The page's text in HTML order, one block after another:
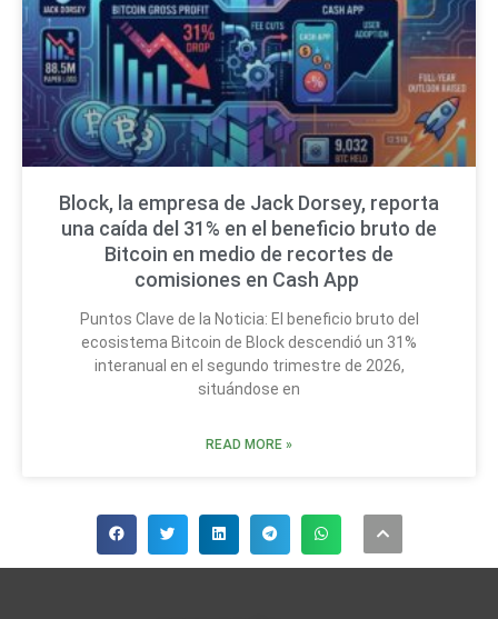
Block, la empresa de Jack Dorsey, reporta
una caída del 31% en el beneficio bruto de
Bitcoin en medio de recortes de
comisiones en Cash App
Puntos Clave de la Noticia: El beneficio bruto del
ecosistema Bitcoin de Block descendió un 31%
interanual en el segundo trimestre de 2026,
situándose en
READ MORE »